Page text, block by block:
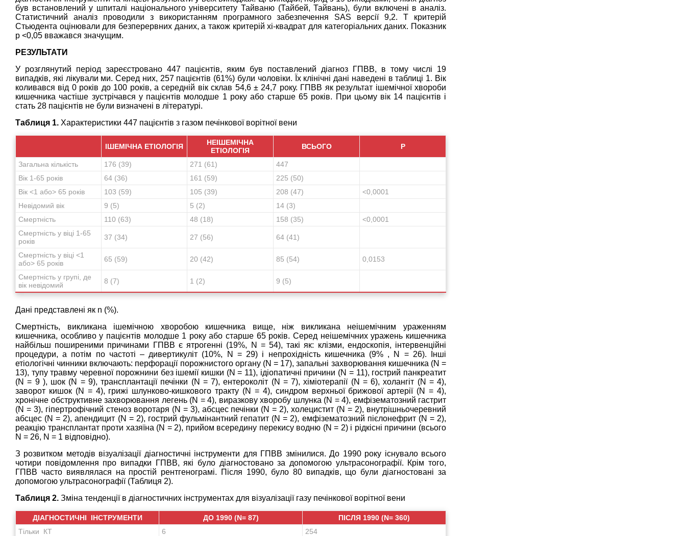
був встановлений у шпиталі національного університету Тайваню (Тайбей, Тайвань), були включені в аналіз.
Статистичний аналіз проводили з використанням програмного забезпечення SAS версії 9,2. Т критерій
Стьюдента оцінювали для безперервних даних, а також критерій хі-квадрат для категоріальних даних. Показник
p <0,05 вважався значущим.
РЕЗУЛЬТАТИ
У розглянутий період зареєстровано 447 пацієнтів, яким був поставлений діагноз ГПВВ, в тому числі 19
випадків, які лікували ми. Серед них, 257 пацієнтів (61%) були чоловіки. Їх клінічні дані наведені в таблиці 1. Вік
коливався від 0 років до 100 років, а середній вік склав 54,6 ± 24,7 року. ГПВВ як результат ішемічної хвороби
кишечника частіше зустрічався у пацієнтів молодше 1 року або старше 65 років. При цьому вік 14 пацієнтів і
стать 28 пацієнтів не були визначені в літературі.
Таблиця 1. Характеристики 447 пацієнтів з газом печінкової ворітної вени
ІШЕМІЧНА ЕТІОЛОГІЯ
НЕІШЕМІЧНА
ЕТІОЛОГІЯ
ВСЬОГО Р
Загальна кількість 176 (39) 271 (61)
447
Вік 1-65 років
64 (36) 161 (59)
225 (50)
Вік <1 або> 65 років
103 (59) 105 (39) 208 (47)
<0,0001
Невідомий вік
9 (5) 5 (2)
14 (3)
Смертність
110 (63) 48 (18) 158 (35)
<0,0001
Смертність у віці 1-65
років
37 (34) 27 (56) 64 (41)
Смертність у віці <1
або> 65 років
65 (59) 20 (42) 85 (54) 0,0153
Смертність у групі, де
вік невідомий
8 (7) 1 (2) 9 (5)
Дані представлені як n (%).
Смертність, викликана ішемічною хворобою кишечника вище, ніж викликана неішемічним ураженням
кишечника, особливо у пацієнтів молодше 1 року або старше 65 років. Серед неішемічних уражень кишечника
найбільш поширеними причинами ГПВВ є ятрогенні (19%, N = 54), такі як: клізми, ендоскопія, інтервенційні
процедури, а потім по частоті – дивертикуліт (10%, N = 29) і непрохідність кишечника (9% , N = 26). Інші
етіологічні чинники включають: перфорації порожнистого органу (N = 17), запальні захворювання кишечника (N =
13), тупу травму черевної порожнини без ішемії кишки (N = 11), ідіопатичні причини (N = 11), гострий панкреатит
(N = 9 ), шок (N = 9), трансплантації печінки (N = 7), ентероколіт (N = 7), хіміотерапії (N = 6), холангіт (N = 4),
заворот кишок (N = 4), грижі шлунково-кишкового тракту (N = 4), синдром верхньої брижової артерії (N = 4),
хронічне обструктивне захворювання легень (N = 4), виразкову хворобу шлунка (N = 4), емфізематозний гастрит
(N = 3), гіпертрофічний стеноз воротаря (N = 3), абсцес печінки (N = 2), холецистит (N = 2), внутрішньочеревний
абсцес (N = 2), апендицит (N = 2), гострий фульмінантний гепатит (N = 2), емфізематозний пієлонефрит (N = 2),
реакцію трансплантат проти хазяїна (N = 2), прийом всередину перекису водню (N = 2) і рідкісні причини (всього
N = 26, N = 1 відповідно).
З розвитком методів візуалізації діагностичні інструменти для ГПВВ змінилися. До 1990 року існувало всього
чотири повідомлення про випадки ГПВВ, які було діагностовано за допомогою ультрасонографії. Крім того,
ГПВВ часто виявлялася на простій рентгенограмі. Після 1990, було 80 випадків, що були діагностовані за
допомогою ультрасонографії (Таблиця 2).
Таблиця 2. Зміна тенденції в діагностичних інструментах для візуалізації газу печінкової ворітної вени
ДІАГНОСТИЧНІ ІНСТРУМЕНТИ ДО 1990 (N= 87)
ПІСЛЯ 1990 (N= 360)
Тільки КТ
6
254